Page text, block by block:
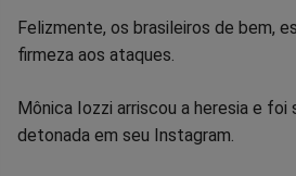
Felizmente, os brasileiros de bem,
firmeza aos ataques.
Mônica Iozzi arriscou a heresia e foi
detonada em seu Instagram.